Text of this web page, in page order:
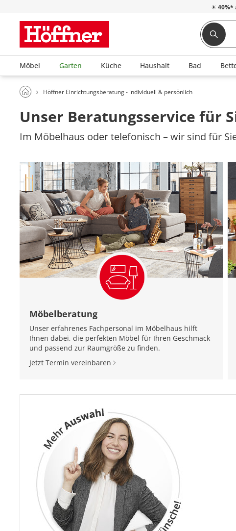
☀ 40%*
Möbel Garten Küche Haushalt Bad
Höffner Einrichtungsberatung - individuell & persönlich
Unser Beratungsservice für
Im Möbelhaus oder telefonisch – wir sind für
Möbelberatung
Unser erfahrenes Fachpersonal im Möbelhaus hilft
Ihnen dabei, die perfekten Möbel für Ihren Geschmack
und passend zur Raumgröße zu finden.
Jetzt Termin vereinbaren